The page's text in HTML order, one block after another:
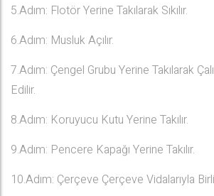
5.Adım: Flotör Yerine Takılarak Sıkılır.
6.Adım: Musluk Açılır.
7.Adım: Çengel Grubu Yerine Takılarak
Edilir.
8.Adım: Koruyucu Kutu Yerine Takılır.
9.Adım: Pencere Kapağı Yerine Takılır.
10.Adım: Çerçeve Çerçeve Vidalarıyla